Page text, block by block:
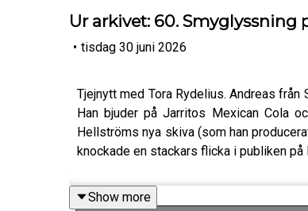
Ur arkivet: 60. Smyglyssning
• tisdag 30 juni 2026
Tjejnytt med Tora Rydelius. Andreas
Han bjuder på Jarritos Mexican Cola
Hellströms nya skiva (som han
knockade en stackars flicka i publiken
Show more